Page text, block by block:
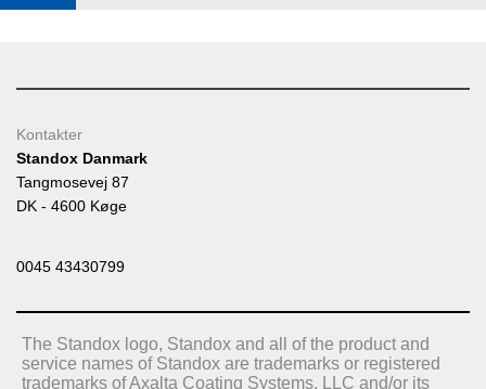
Kontakter
Standox Danmark
Tangmosevej 87
DK - 4600 Køge
0045 43430799
The Standox logo, Standox and all of the product and
service names of Standox are trademarks or registered
trademarks of Axalta Coating Systems, LLC and/or its